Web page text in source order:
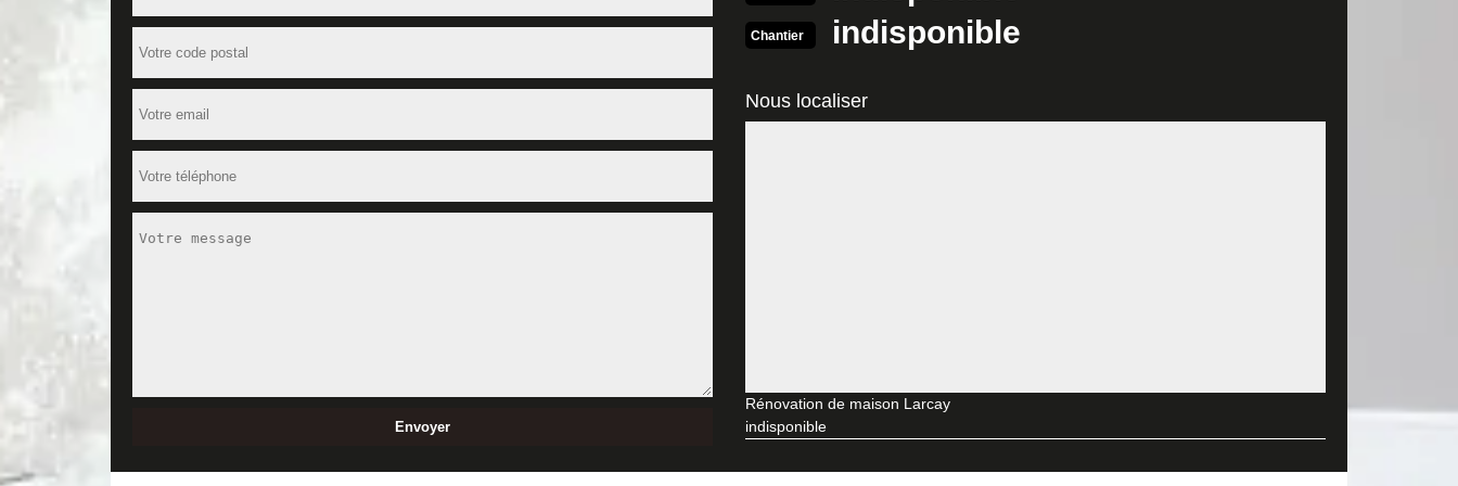
effet, nous sommes une entreprise spécialisée en travaux de bâtiment. En activité depuis plusieurs années, nous avons pu acquérir de solide expérience dans le domaine.
Ce qui nous permet de vous offrir des prestations de haute qualité. Par ailleurs, nous avons à notre actif des maçons chevronnés sur lesquels vous pouvez compter les
services. Contactez-nous pour de plus amples informations.
La rénovation d'un appartement est une tâche très complexe et s’avère très difficile à réaliser. En effet, pour cela, il est plus que sûr que vous devez faire appel à un
professionnel. Que se soit l'aménagement d'un appartement, décoration intérieure ou extérieure. Son accomplissement dépend d'une équipe que vous allez chois engager et
le résulta en dépend vraiment. Pour ce genre de service, il est obligatoirement recommander de faire appel à une entreprise bien expérimentée. Pour ce qui est à Larcay ou
toutes vos demandes.
Des travaux de décoration intérieure chez MD Rénovation à Larcay et ses environs
Pour vos travaux de décoration intérieure, sachez que vous pouvez compter sur MD Rénovation. Nous avons à notre actif une équipe d’ouvriers chevronnés et compétents
décoration intérieure, alors vous pouvez lui présenter tous vos besoins et ils vous conseilleront les meilleures options. Pour une parfaite intervention et à la hauteur de vos
Chantier indisponible
Nous localiser
Rénovation de maison Larcay
indisponible